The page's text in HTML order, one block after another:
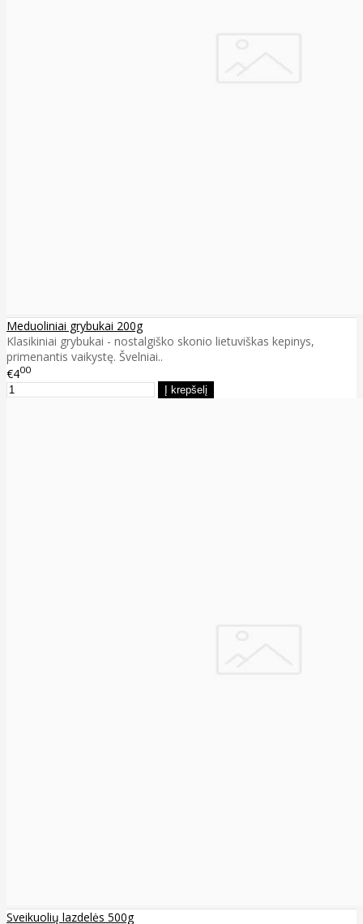
Meduoliniai grybukai 200g
Klasikiniai grybukai - nostalgiško skonio lietuviškas kepinys,
primenantis vaikystę. Švelniai..
€400
Sveikuolių lazdelės 500g